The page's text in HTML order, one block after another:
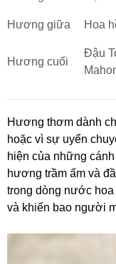
Hương giữa Hoa
Hương cuối
Đậu
Hương thơm dành
hoặc vì sự uyển
hiện của những
hương trầm ấm và
trong dòng nước hoa
và khiến bao người